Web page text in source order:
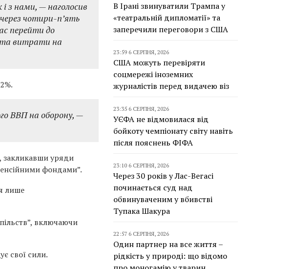
з нами, — наголосив
чотири-п’ять
перейти до
та витрати на
ВВП на оборону, —
закликавши уряди
фондами”.
лише
включаючи
свої сили.
В Ірані звинуватили Трампа у
«театральній дипломатії» та
заперечили переговори з США
23:59 6 СЕРПНЯ, 2026
США можуть перевіряти
соцмережі іноземних
журналістів перед видачею віз
23:35 6 СЕРПНЯ, 2026
УЄФА не відмовилася від
бойкоту чемпіонату світу навіть
після пояснень ФІФА
23:10 6 СЕРПНЯ, 2026
Через 30 років у Лас-Вегасі
починається суд над
обвинуваченим у вбивстві
Тупака Шакура
22:57 6 СЕРПНЯ, 2026
Один партнер на все життя –
рідкість у природі: що відомо